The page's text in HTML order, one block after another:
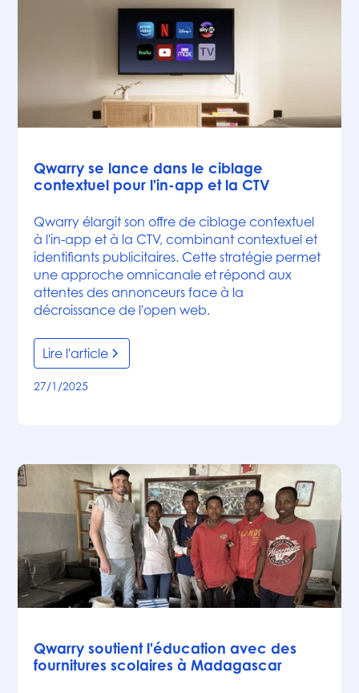
Qwarry se lance dans le ciblage
contextuel pour l'in-app et la CTV
Qwarry élargit son offre de ciblage contextuel
à l'in-app et à la CTV, combinant contextuel et
identifiants publicitaires. Cette stratégie permet
une approche omnicanale et répond aux
attentes des annonceurs face à la
décroissance de l'open web.
Lire l'article
27/1/2025
Qwarry soutient l'éducation avec des
fournitures scolaires à Madagascar